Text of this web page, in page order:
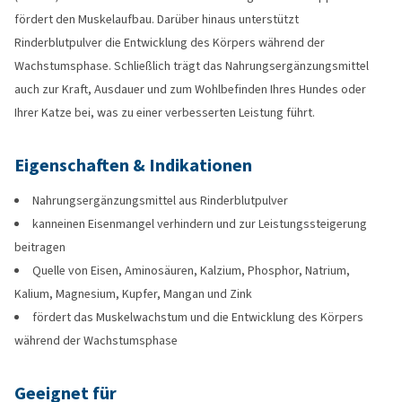
fördert den Muskelaufbau. Darüber hinaus unterstützt
Rinderblutpulver die Entwicklung des Körpers während der
Wachstumsphase. Schließlich trägt das Nahrungsergänzungsmittel
auch zur Kraft, Ausdauer und zum Wohlbefinden Ihres Hundes oder
Ihrer Katze bei, was zu einer verbesserten Leistung führt.
Eigenschaften & Indikationen
Nahrungsergänzungsmittel aus Rinderblutpulver
kanneinen Eisenmangel verhindern und zur Leistungssteigerung
beitragen
Quelle von Eisen, Aminosäuren, Kalzium, Phosphor, Natrium,
Kalium, Magnesium, Kupfer, Mangan und Zink
fördert das Muskelwachstum und die Entwicklung des Körpers
während der Wachstumsphase
Geeignet für